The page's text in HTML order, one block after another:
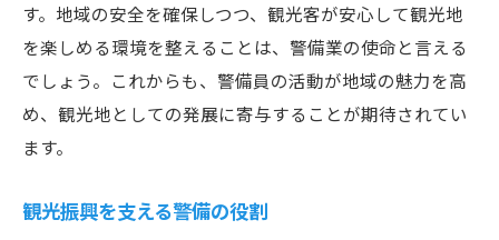
す。地域の安全を確保しつつ、観光客が安心して観光地
を楽しめる環境を整えることは、警備業の使命と言える
でしょう。これからも、警備員の活動が地域の魅力を高
め、観光地としての発展に寄与することが期待されてい
ます。
観光振興を支える警備の役割